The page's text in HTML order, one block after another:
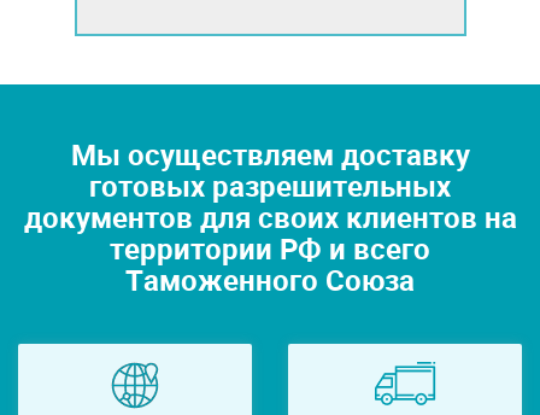
Мы осуществляем доставку
готовых разрешительных
документов для своих клиентов на
территории РФ и всего
Таможенного Союза